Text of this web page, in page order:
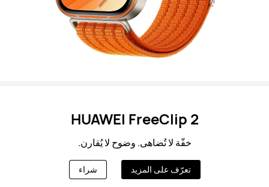
HUAWEI FreeClip 2
خفّة لا تُضاهى. وضوح لا يُقارن.
تعرّف على المزيد شراء